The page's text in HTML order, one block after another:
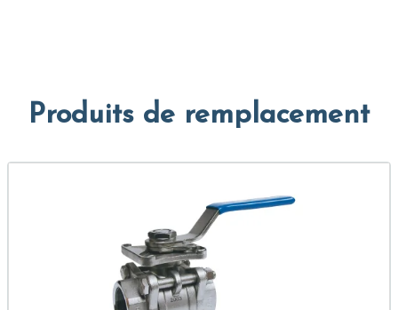
Produits de remplacement